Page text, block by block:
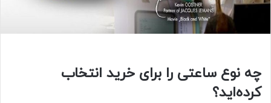
چه نوع ساعتی را برای خرید انتخاب
کرده‌اید؟